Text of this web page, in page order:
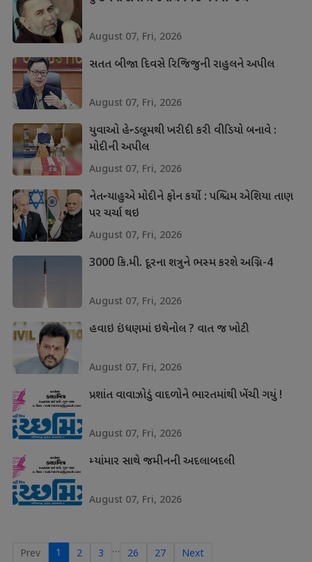
August 07, Fri, 2026
સતત બીજા દિવસે રિજિજુની રાહુલને અપીલ
August 07, Fri, 2026
યુવાઓ હેન્ડલૂમથી ખરીદી કરી વીડિયો બનાવે :
મોદીની અપીલ
August 07, Fri, 2026
નેતન્યાહુએ મોદીને ફોન કર્યો : પશ્ચિમ એશિયા તાણ
પર ચર્ચા થઇ
August 07, Fri, 2026
3000 કિ.મી. દૂરના શત્રુને ભસ્મ કરશે અગ્નિ-4
August 07, Fri, 2026
હવાઇ ઇંધણમાં ઇથેનોલ ? વાત જ ખોટી
August 07, Fri, 2026
પ્રશાંત વાવાઝોડું વાદળોને ભારતમાંથી ખેંચી ગયું !
August 07, Fri, 2026
મ્યાંમાર સાથે જમીનની અદલાબદલી
August 07, Fri, 2026
Prev 1 2 3 … 26 27 Next